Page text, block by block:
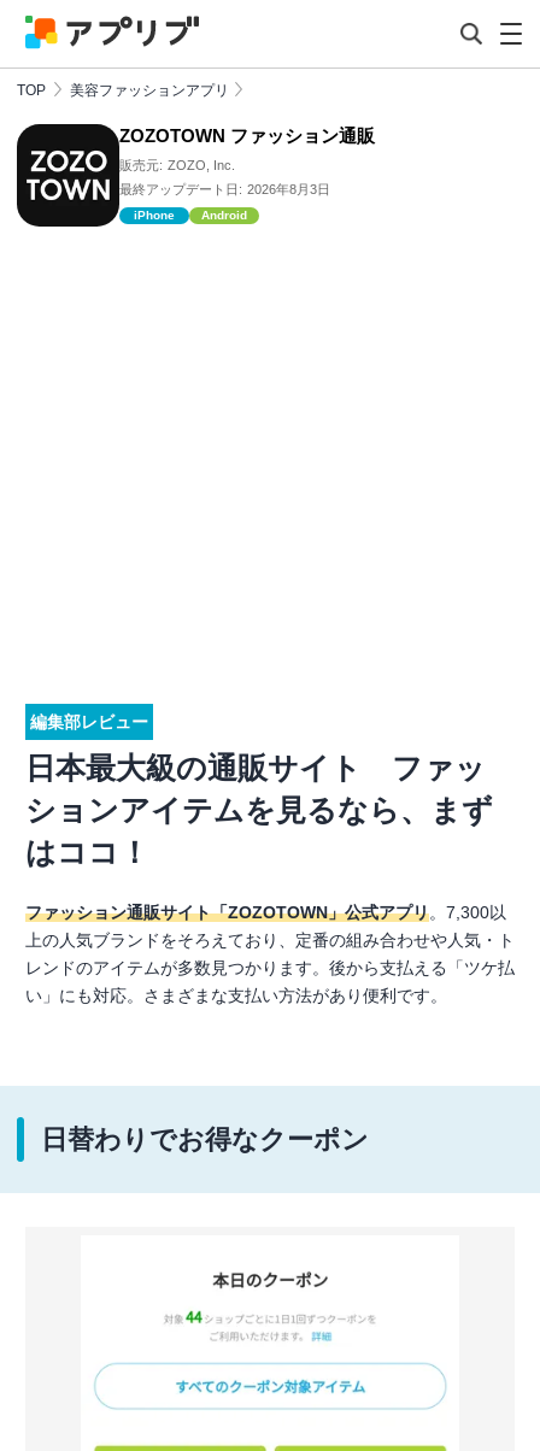
TOP 美容ファッションアプリ
ZOZOTOWN ファッション通販
販売元: ZOZO, Inc.
最終アップデート日: 2026年8月3日
iPhone Android
編集部レビュー
日本最大級の通販サイト ファッ
ションアイテムを見るなら、まず
はココ！
ファッション通販サイト「ZOZOTOWN」公式アプリ。7,300以
上の人気ブランドをそろえており、定番の組み合わせや人気・ト
レンドのアイテムが多数見つかります。後から支払える「ツケ払
い」にも対応。さまざまな支払い方法があり便利です。
日替わりでお得なクーポン